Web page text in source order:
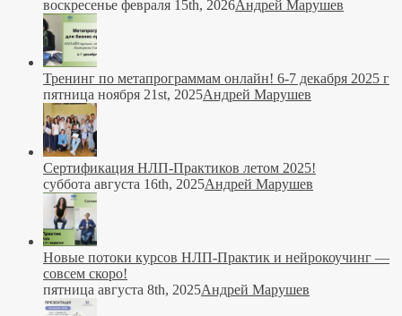
воскресенье февраля 15th, 2026Андрей Марушев
Тренинг по метапрограммам онлайн! 6-7 декабря 2025 г
пятница ноября 21st, 2025Андрей Марушев
Сертификация НЛП-Практиков летом 2025!
суббота августа 16th, 2025Андрей Марушев
Новые потоки курсов НЛП-Практик и нейрокоучинг —
совсем скоро!
пятница августа 8th, 2025Андрей Марушев